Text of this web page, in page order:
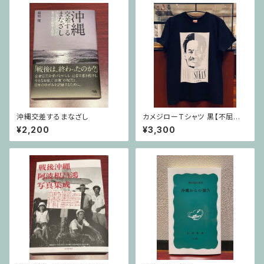
沖縄交差するまなざし
¥2,200
カメジローTシャツ 黒【不屈館
オリジナル】
¥3,300